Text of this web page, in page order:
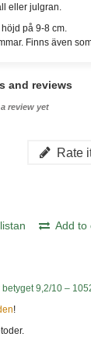
eller julgran.
på 9-8 cm.
Finns även
and reviews
review yet
Rate
Add to
betyget 9,2/10 –
!